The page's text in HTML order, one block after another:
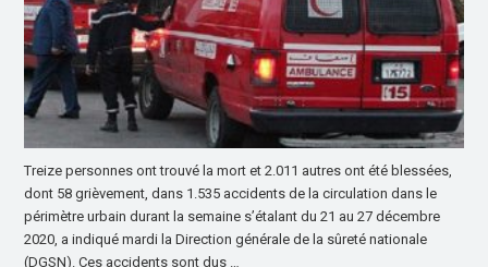
Treize personnes ont trouvé la mort et 2.011 autres ont été blessées,
dont 58 grièvement, dans 1.535 accidents de la circulation dans le
périmètre urbain durant la semaine s’étalant du 21 au 27 décembre
2020, a indiqué mardi la Direction générale de la sûreté nationale
(DGSN). Ces accidents sont dus …